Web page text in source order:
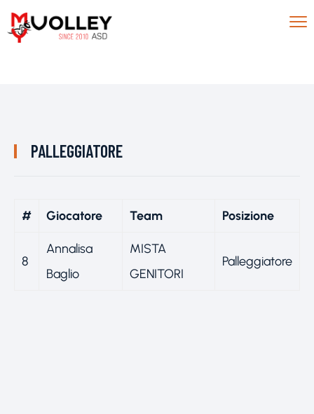
PALLEGGIATORE
# Giocatore Team Posizione
8
Annalisa
Baglio
MISTA
GENITORI
Palleggiatore